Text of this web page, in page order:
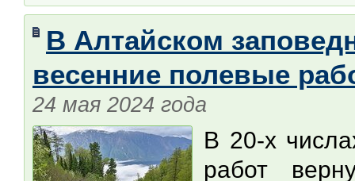
В Алтайском
весенние полевые
24 мая 2024 года
В 20-х
работ